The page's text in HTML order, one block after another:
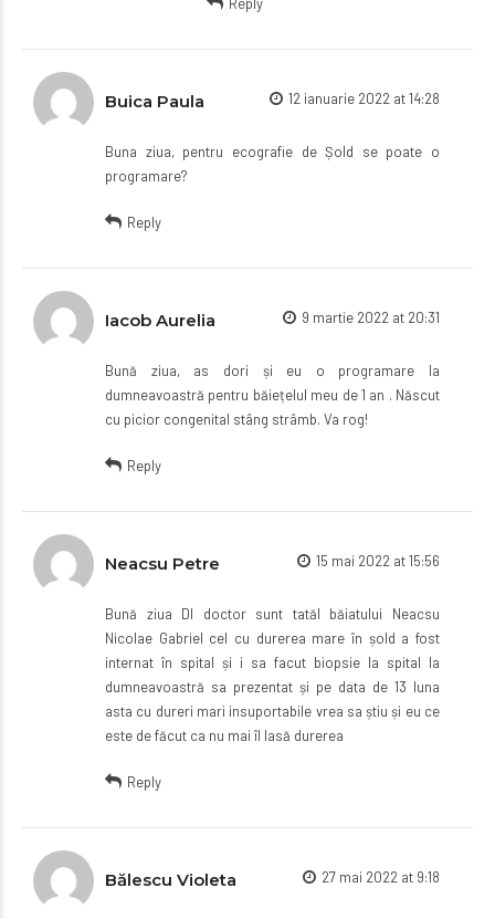
Buica Paula 12 ianuarie 2022 at 14:28
Buna ziua, pentru ecografie de Șold se poate o
programare?
Reply
Iacob Aurelia 9 martie 2022 at 20:31
Bună ziua, as dori și eu o programare la
dumneavoastră pentru băiețelul meu de 1 an . Născut
cu picior congenital stâng strâmb. Va rog!
Reply
Neacsu Petre 15 mai 2022 at 15:56
Bună ziua Dl doctor sunt tatăl băiatului Neacsu
Nicolae Gabriel cel cu durerea mare în șold a fost
internat în spital și i sa facut biopsie la spital la
dumneavoastră sa prezentat și pe data de 13 luna
asta cu dureri mari insuportabile vrea sa știu și eu ce
este de făcut ca nu mai îl lasă durerea
Reply
Bălescu Violeta 27 mai 2022 at 9:18